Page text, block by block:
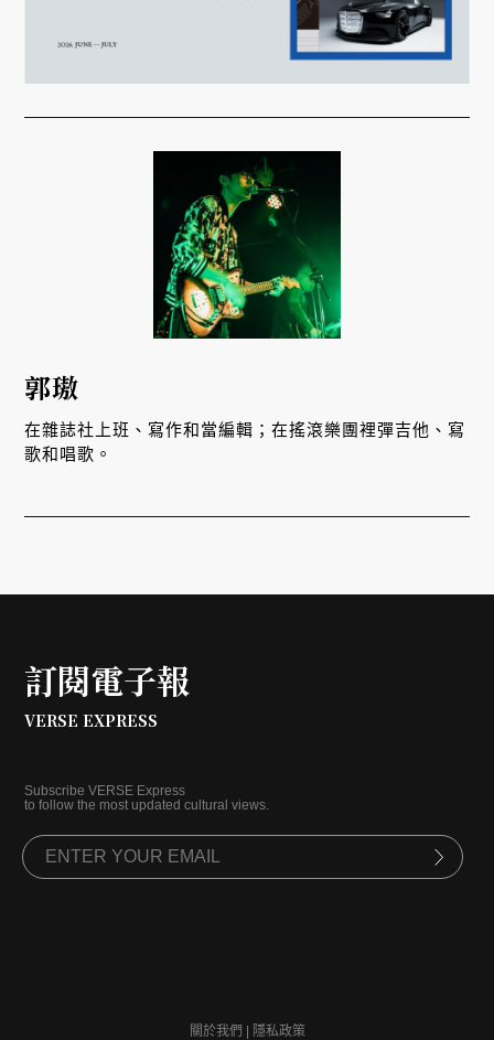
郭璈
在雜誌社上班、寫作和當編輯；在搖滾樂團裡彈吉他、寫
歌和唱歌。
訂閱電子報
VERSE EXPRESS
Subscribe VERSE Express
to follow the most updated cultural views.
關於我們 | 隱私政策